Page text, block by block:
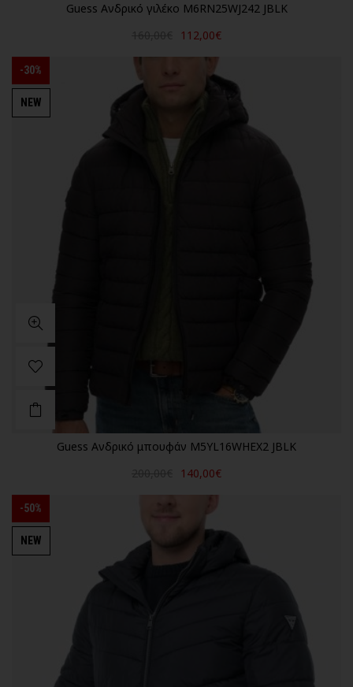
Guess Ανδρικό γιλέκο M6RN25WJ242 JBLK
112,00€
-30%
NEW
Guess Ανδρικό μπουφάν M5YL16WHEX2 JBLK
140,00€
-50%
NEW